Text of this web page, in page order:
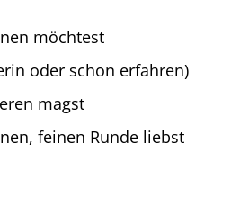
möchtest
oder schon erfahren)
magst
feinen Runde liebst